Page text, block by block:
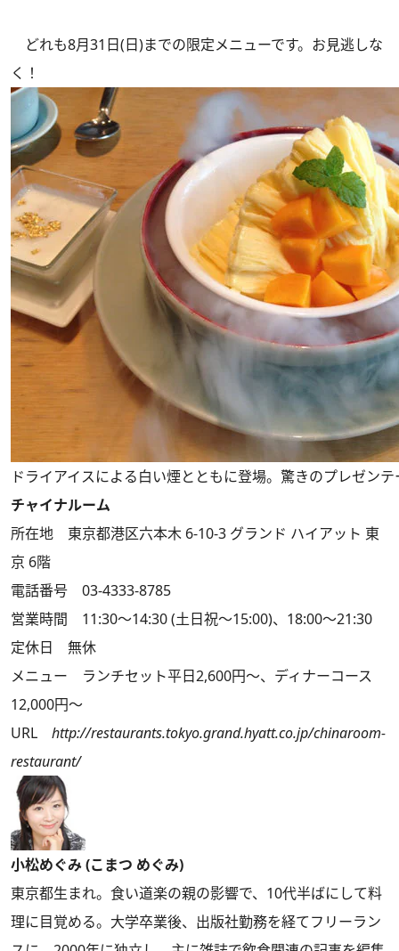
どれも8月31日(日)までの限定メニューです。お見逃しな
く！
ドライアイスによる白い煙とともに登場。驚きのプレゼン
チャイナルーム
所在地 東京都港区六本木 6-10-3 グランド ハイアット 東
京 6階
電話番号 03-4333-8785
営業時間 11:30～14:30 (土日祝～15:00)、18:00～21:30
定休日 無休
メニュー ランチセット平日2,600円～、ディナーコース
12,000円～
URL http://restaurants.tokyo.grand.hyatt.co.jp/chinaroom-
restaurant/
小松めぐみ (こまつ めぐみ)
東京都生まれ。食い道楽の親の影響で、10代半ばにして料
理に目覚める。大学卒業後、出版社勤務を経てフリーラン